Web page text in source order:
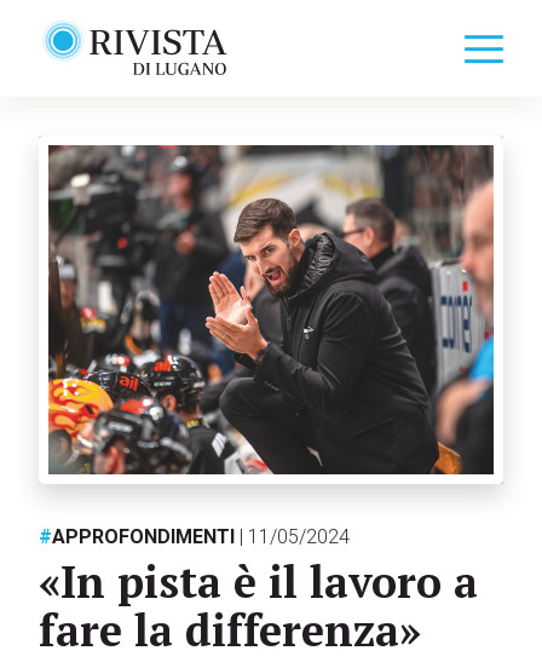
#APPROFONDIMENTI | 11/05/2024
«In pista è il lavoro a
fare la differenza»